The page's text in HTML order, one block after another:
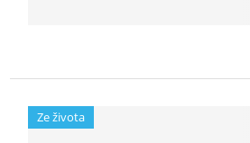
Ze života